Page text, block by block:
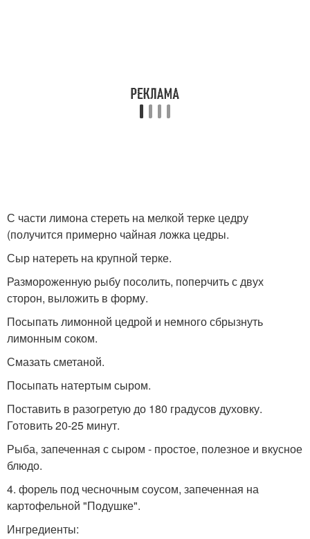
С части лимона стереть на мелкой терке цедру
(получится примерно чайная ложка цедры.
Сыр натереть на крупной терке.
Размороженную рыбу посолить, поперчить с двух
сторон, выложить в форму.
Посыпать лимонной цедрой и немного сбрызнуть
лимонным соком.
Смазать сметаной.
Посыпать натертым сыром.
Поставить в разогретую до 180 градусов духовку.
Готовить 20-25 минут.
Рыба, запеченная с сыром - простое, полезное и вкусное
блюдо.
4. форель под чесночным соусом, запеченная на
картофельной "Подушке".
Ингредиенты: